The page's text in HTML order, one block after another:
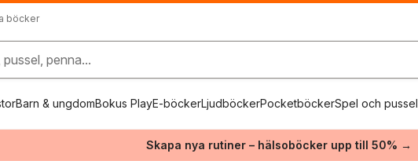
böcker
penna...
Barn & ungdomBokus PlayE-böckerLjudböckerPocketböckerSpel och pussel
Skapa nya rutiner – hälsoböcker upp till 50% →